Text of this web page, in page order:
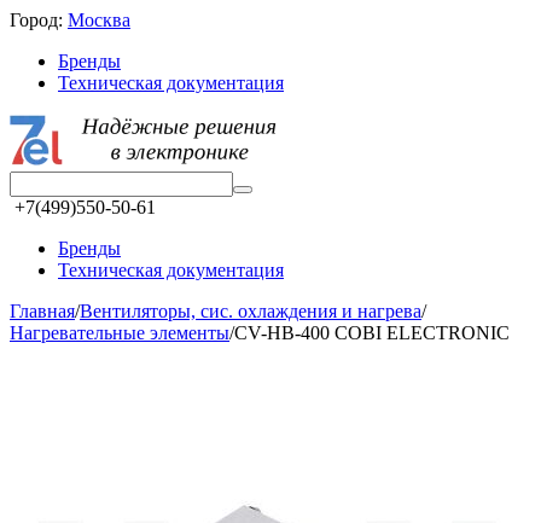
Город: Москва
Бренды
Техническая документация
+7(499)550-50-61
Бренды
Техническая документация
Главная/Вентиляторы, сис. охлаждения и нагрева/
Нагревательные элементы/CV-HB-400 COBI ELECTRONIC